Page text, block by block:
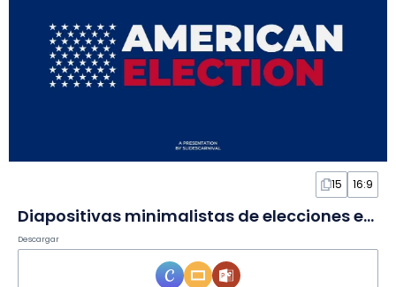
15 16:9
Diapositivas minimalistas de elecciones en EE. UU.
Descargar